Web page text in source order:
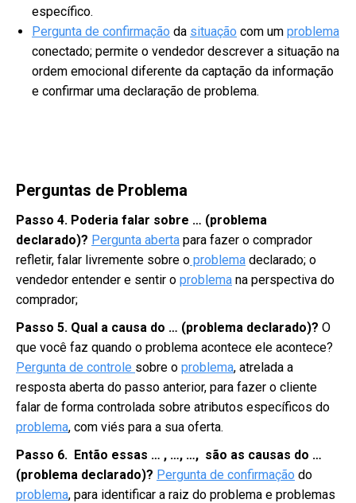
específico.
Pergunta de confirmação da situação com um problema
conectado; permite o vendedor descrever a situação na
ordem emocional diferente da captação da informação
e confirmar uma declaração de problema.
Perguntas de Problema
Passo 4. Poderia falar sobre … (problema
declarado)? Pergunta aberta para fazer o comprador
refletir, falar livremente sobre o problema declarado; o
vendedor entender e sentir o problema na perspectiva do
comprador;
Passo 5. Qual a causa do … (problema declarado)? O
que você faz quando o problema acontece ele acontece?
Pergunta de controle sobre o problema, atrelada a
resposta aberta do passo anterior, para fazer o cliente
falar de forma controlada sobre atributos específicos do
problema, com viés para a sua oferta.
Passo 6. Então essas … , …, …, são as causas do …
(problema declarado)? Pergunta de confirmação do
problema, para identificar a raiz do problema e problemas